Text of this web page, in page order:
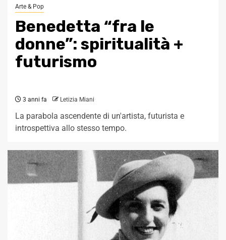
Arte & Pop
Benedetta “fra le
donne”: spiritualità +
futurismo
3 anni fa Letizia Miani
La parabola ascendente di un'artista, futurista e
introspettiva allo stesso tempo.